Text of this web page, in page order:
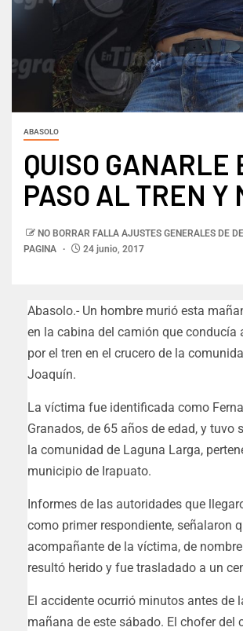
ABASOLO
QUISO GANARLE
PASO AL TREN Y
NO BORRAR FALLA AJUSTES GENERALES DE
PAGINA
24 junio, 2017
Abasolo.- Un hombre murió esta
en la cabina del camión que conducía
por el tren en el crucero de la
Joaquín.
La víctima fue identificada como
Granados, de 65 años de edad, y tuvo
la comunidad de Laguna Larga,
municipio de Irapuato.
Informes de las autoridades que
como primer respondiente, señalaron
acompañante de la víctima, de
resultó herido y fue trasladado a un
El accidente ocurrió minutos antes de
mañana de este sábado. El chofer del